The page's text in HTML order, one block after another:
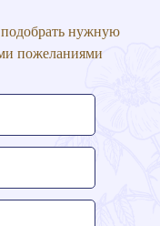
нужную
пожеланиями